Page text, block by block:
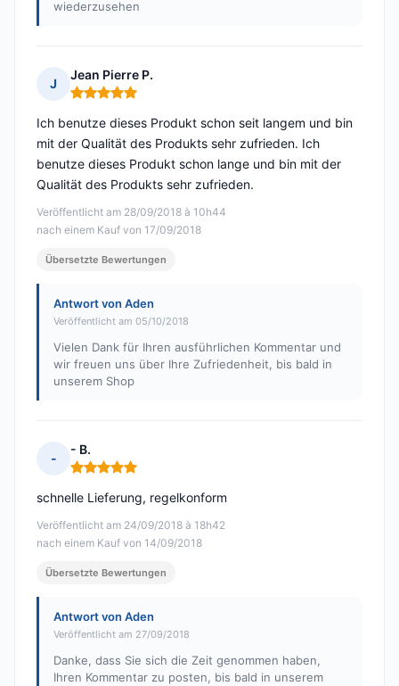
wiederzusehen
J
Jean Pierre P.
Hinweis: 5 von 5
Veröffentlicht am 28/09/2018 à 10h44
nach einem Kauf von 17/09/2018
Ich benutze dieses Produkt schon seit langem und bin
mit der Qualität des Produkts sehr zufrieden. Ich
benutze dieses Produkt schon lange und bin mit der
Qualität des Produkts sehr zufrieden.
Übersetzte Bewertungen
Antwort von Aden
Veröffentlicht am 05/10/2018
Vielen Dank für Ihren ausführlichen Kommentar und
wir freuen uns über Ihre Zufriedenheit, bis bald in
unserem Shop
-
- B.
Hinweis: 5 von 5
Veröffentlicht am 24/09/2018 à 18h42
nach einem Kauf von 14/09/2018
schnelle Lieferung, regelkonform
Übersetzte Bewertungen
Antwort von Aden
Veröffentlicht am 27/09/2018
Danke, dass Sie sich die Zeit genommen haben,
Ihren Kommentar zu posten, bis bald in unserem